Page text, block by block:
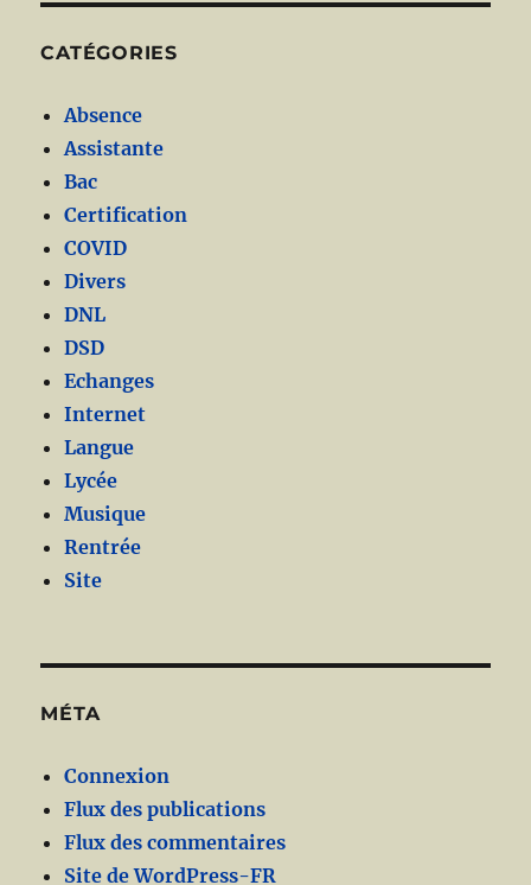
CATÉGORIES
Absence
Assistante
Bac
Certification
COVID
Divers
DNL
DSD
Echanges
Internet
Langue
Lycée
Musique
Rentrée
Site
MÉTA
Connexion
Flux des publications
Flux des commentaires
Site de WordPress-FR